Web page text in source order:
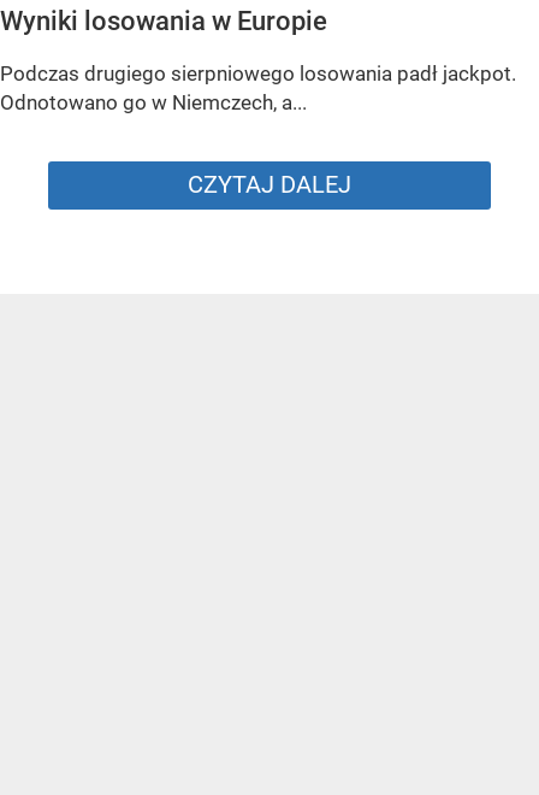
Wyniki losowania w Europie
Podczas drugiego sierpniowego losowania padł jackpot.
Odnotowano go w Niemczech, a...
CZYTAJ DALEJ